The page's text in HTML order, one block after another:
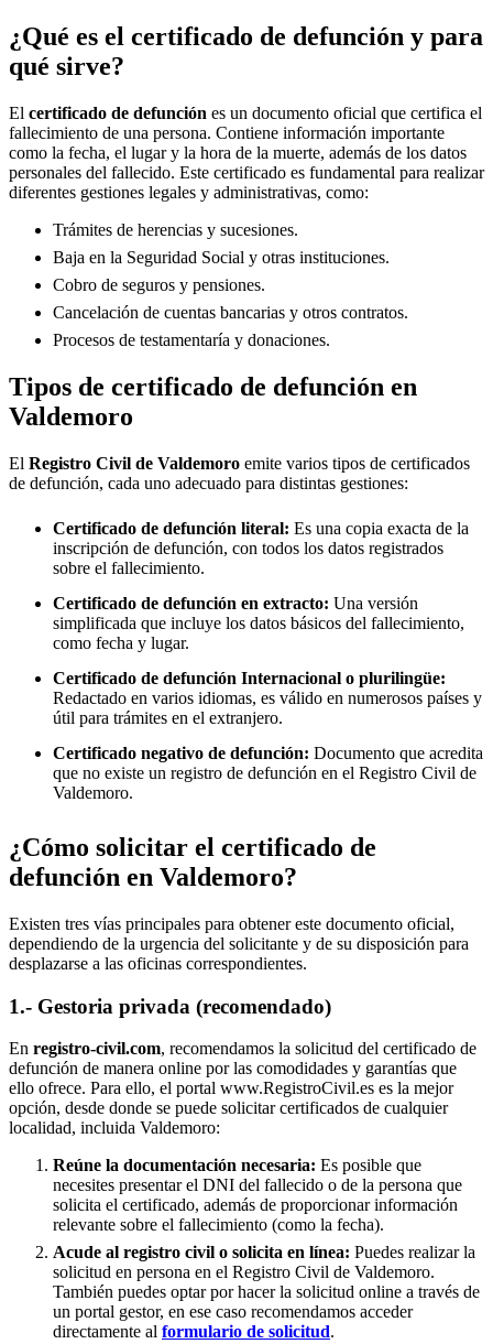
¿Qué es el certificado de defunción y para
qué sirve?
El certificado de defunción es un documento oficial que certifica el
fallecimiento de una persona. Contiene información importante
como la fecha, el lugar y la hora de la muerte, además de los datos
personales del fallecido. Este certificado es fundamental para realizar
diferentes gestiones legales y administrativas, como:
Trámites de herencias y sucesiones.
Baja en la Seguridad Social y otras instituciones.
Cobro de seguros y pensiones.
Cancelación de cuentas bancarias y otros contratos.
Procesos de testamentaría y donaciones.
Tipos de certificado de defunción en
Valdemoro
El Registro Civil de Valdemoro emite varios tipos de certificados
de defunción, cada uno adecuado para distintas gestiones:
Certificado de defunción literal: Es una copia exacta de la
inscripción de defunción, con todos los datos registrados
sobre el fallecimiento.
Certificado de defunción en extracto: Una versión
simplificada que incluye los datos básicos del fallecimiento,
como fecha y lugar.
Certificado de defunción Internacional o plurilingüe:
Redactado en varios idiomas, es válido en numerosos países y
útil para trámites en el extranjero.
Certificado negativo de defunción: Documento que acredita
que no existe un registro de defunción en el Registro Civil de
Valdemoro.
¿Cómo solicitar el certificado de
defunción en Valdemoro?
Existen tres vías principales para obtener este documento oficial,
dependiendo de la urgencia del solicitante y de su disposición para
desplazarse a las oficinas correspondientes.
1.- Gestoria privada (recomendado)
En registro-civil.com, recomendamos la solicitud del certificado de
defunción de manera online por las comodidades y garantías que
ello ofrece. Para ello, el portal www.RegistroCivil.es es la mejor
opción, desde donde se puede solicitar certificados de cualquier
localidad, incluida Valdemoro:
Reúne la documentación necesaria: Es posible que
necesites presentar el DNI del fallecido o de la persona que
solicita el certificado, además de proporcionar información
relevante sobre el fallecimiento (como la fecha).
Acude al registro civil o solicita en línea: Puedes realizar la
solicitud en persona en el Registro Civil de Valdemoro.
También puedes optar por hacer la solicitud online a través de
un portal gestor, en ese caso recomendamos acceder
directamente al formulario de solicitud.